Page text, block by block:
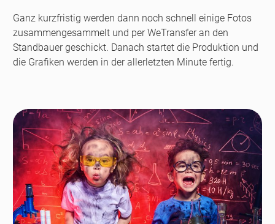
Ganz kurzfristig werden dann noch schnell einige Fotos
zusammengesammelt und per WeTransfer an den
Standbauer geschickt. Danach startet die Produktion und
die Grafiken werden in der allerletzten Minute fertig.